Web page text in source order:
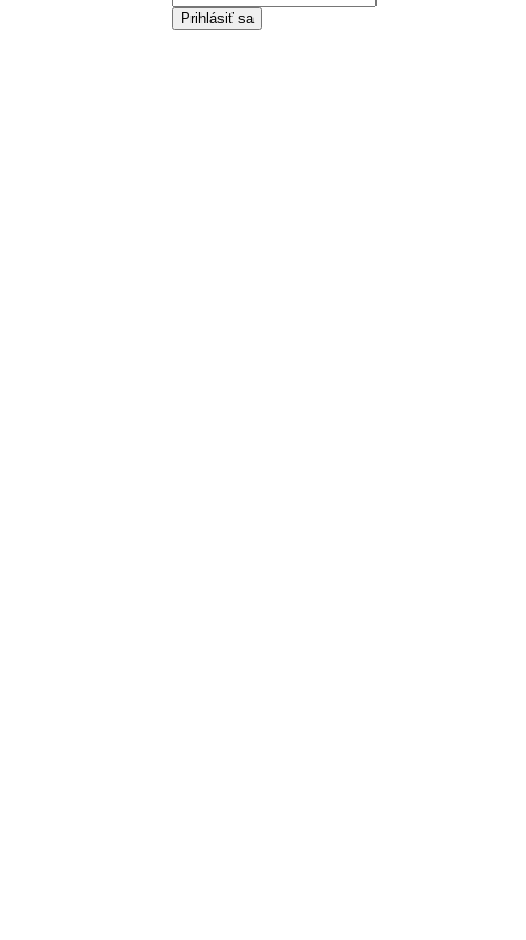
Prihlásiť sa